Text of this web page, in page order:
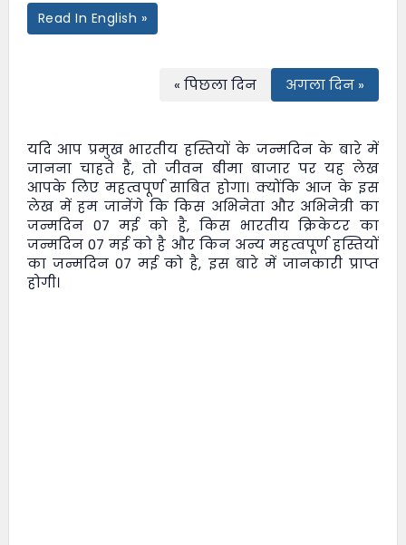
Read In English »
« पिछला दिन अगला दिन »
यदि आप प्रमुख भारतीय हस्तियों के जन्मदिन के बारे में
जानना चाहते हैं, तोजीवन बीमा बाजारपर यह लेख
आपके लिए महत्वपूर्ण साबित होगा। क्योंकि आज के इस
लेख में हम जानेंगे कि किस अभिनेता और अभिनेत्री का
जन्मदिन 07 मई को है, किस भारतीय क्रिकेटर का
जन्मदिन 07 मई को है और किन अन्य महत्वपूर्ण हस्तियों
का जन्मदिन 07 मई को है, इस बारे में जानकारी प्राप्त
होगी।